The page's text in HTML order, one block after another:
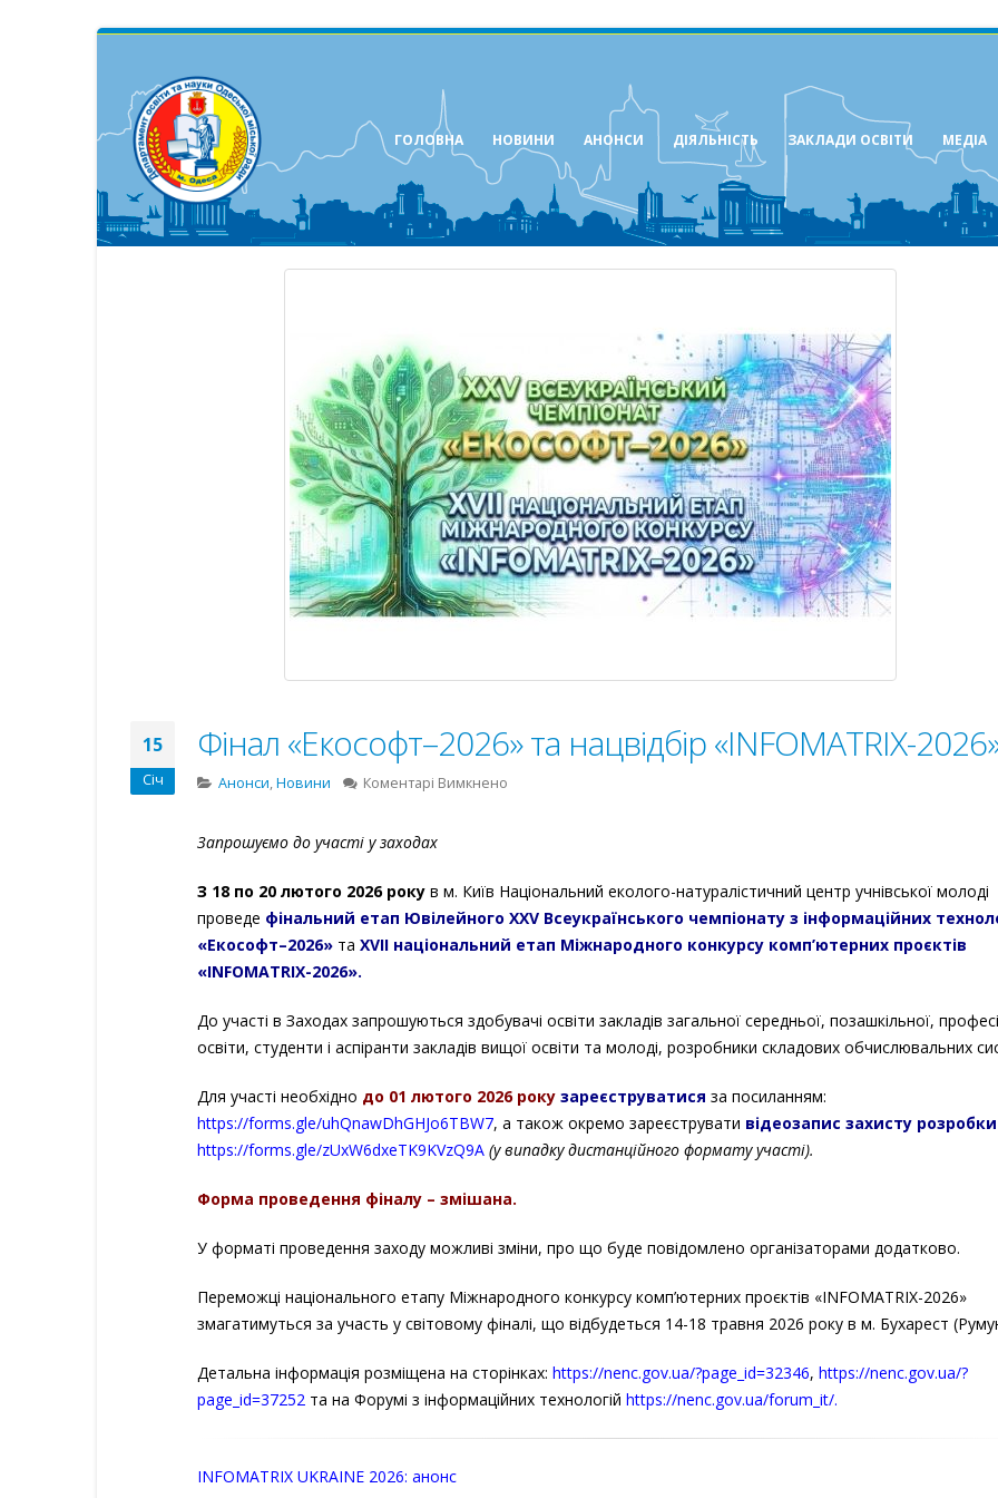
ГОЛОВНА НОВИНИ АНОНСИ ДІЯЛЬНІСТЬ ЗАКЛАДИ ОСВІТИ МЕДІА
15
Січ
Фінал «Екософт–2026» та нацвідбір «INFOMATRIX-
Анонси,Новини Коментарі Вимкнено
нацвідбір
«INFOMATRIX-
2026»
Запрошуємо до участі у заходах
З 18 по 20 лютого 2026 року в м. Київ Національний еколого-натуралістичний центр учнівської молоді
проведе фінальний етап Ювілейного XXV Всеукраїнського чемпіонату з інформаційних
«Екософт–2026» та ХVІІ національний етап Міжнародного конкурсу комп’ютерних проєктів
«INFOMATRIX-2026».
До участі в Заходах запрошуються здобувачі освіти закладів загальної середньої, позашкільної,
освіти, студенти і аспіранти закладів вищої освіти та молоді, розробники складових обчислювальних
Для участі необхідно до 01 лютого 2026 року зареєструватися за посиланням:
https://forms.gle/uhQnawDhGHJo6TBW7, а також окремо зареєструвати відеозапис захисту розробки
https://forms.gle/zUxW6dxeTK9KVzQ9A (у випадку дистанційного формату участі).
Форма проведення фіналу – змішана.
У форматі проведення заходу можливі зміни, про що буде повідомлено організаторами додатково.
Переможці національного етапу Міжнародного конкурсу комп’ютерних проєктів «INFOMATRIX-2026»
змагатимуться за участь у світовому фіналі, що відбудеться 14-18 травня 2026 року в м. Бухарест
Детальна інформація розміщена на сторінках: https://nenc.gov.ua/?page_id=32346, https://nenc.gov.ua/?
page_id=37252 та на Форумі з інформаційних технологій https://nenc.gov.ua/forum_it/.
INFOMATRIX UKRAINE 2026: анонс